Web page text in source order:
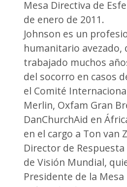
Mesa Directiva de
de enero de 2011.
Johnson es un
humanitario avezado,
trabajado muchos
del socorro en casos
el Comité
Merlin, Oxfam Gran
DanChurchAid en
en el cargo a Ton van
Director de
de Visión Mundial,
Presidente de la